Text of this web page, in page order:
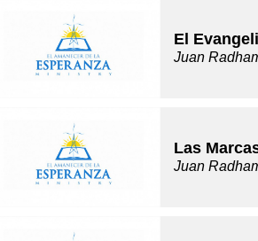
El
Juan
Las
Juan